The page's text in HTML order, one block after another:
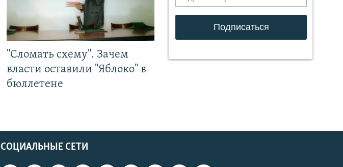
"Сломать схему". Зачем
власти оставили "Яблоко" в
бюллетене
СОЦИАЛЬНЫЕ СЕТИ